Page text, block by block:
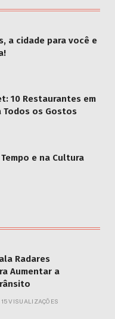
a cidade para você e
10 Restaurantes em
Todos os Gostos
e na Cultura
Radares
Aumentar a
15VISUALIZAÇÕES